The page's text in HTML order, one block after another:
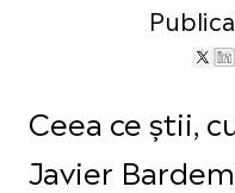
Ceea ce știi,
Javier